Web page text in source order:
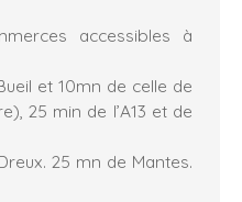
accessibles à
et 10mn de celle de
25 min de l’A13 et de
25 mn de Mantes.